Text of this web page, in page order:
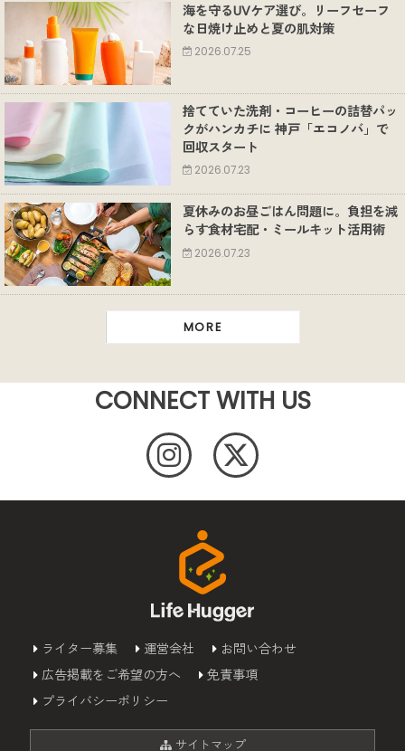
海を守るUVケア選び。リーフセーフ
な日焼け止めと夏の肌対策
2026.07.25
捨てていた洗剤・コーヒーの詰替パッ
クがハンカチに 神戸「エコノバ」で
回収スタート
2026.07.23
夏休みのお昼ごはん問題に。負担を減
らす食材宅配・ミールキット活用術
2026.07.23
MORE
CONNECT WITH US
ライター募集 運営会社
お問い合わせ
広告掲載をご希望の方へ
免責事項
プライバシーポリシー
サイトマップ